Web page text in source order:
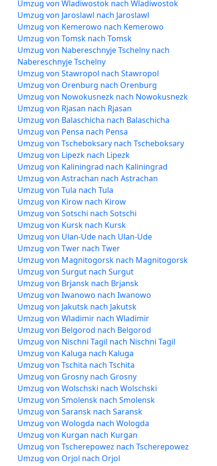
Umzug von Wladiwostok nach Wladiwostok
Umzug von Jaroslawl nach Jaroslawl
Umzug von Kemerowo nach Kemerowo
Umzug von Tomsk nach Tomsk
Umzug von Nabereschnyje Tschelny nach
Nabereschnyje Tschelny
Umzug von Stawropol nach Stawropol
Umzug von Orenburg nach Orenburg
Umzug von Nowokusnezk nach Nowokusnezk
Umzug von Rjasan nach Rjasan
Umzug von Balaschicha nach Balaschicha
Umzug von Pensa nach Pensa
Umzug von Tscheboksary nach Tscheboksary
Umzug von Lipezk nach Lipezk
Umzug von Kaliningrad nach Kaliningrad
Umzug von Astrachan nach Astrachan
Umzug von Tula nach Tula
Umzug von Kirow nach Kirow
Umzug von Sotschi nach Sotschi
Umzug von Kursk nach Kursk
Umzug von Ulan-Ude nach Ulan-Ude
Umzug von Twer nach Twer
Umzug von Magnitogorsk nach Magnitogorsk
Umzug von Surgut nach Surgut
Umzug von Brjansk nach Brjansk
Umzug von Iwanowo nach Iwanowo
Umzug von Jakutsk nach Jakutsk
Umzug von Wladimir nach Wladimir
Umzug von Belgorod nach Belgorod
Umzug von Nischni Tagil nach Nischni Tagil
Umzug von Kaluga nach Kaluga
Umzug von Tschita nach Tschita
Umzug von Grosny nach Grosny
Umzug von Wolschski nach Wolschski
Umzug von Smolensk nach Smolensk
Umzug von Saransk nach Saransk
Umzug von Wologda nach Wologda
Umzug von Kurgan nach Kurgan
Umzug von Tscherepowez nach Tscherepowez
Umzug von Orjol nach Orjol